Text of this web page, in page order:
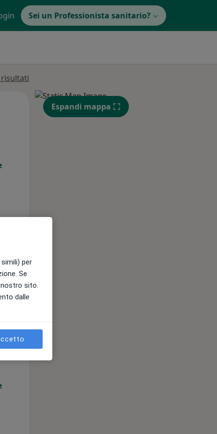
Sei un Professionista sanitario?
Mer, Gio,
13 Ago
Espandi mappa
per
Se
sito.
dalle